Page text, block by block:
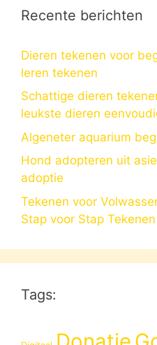
Recente berichten
Dieren tekenen voor
leren tekenen
Schattige dieren
leukste dieren
Algeneter aquarium
Hond adopteren uit
adoptie
Tekenen voor
Stap voor Stap Tekenen
Tags: